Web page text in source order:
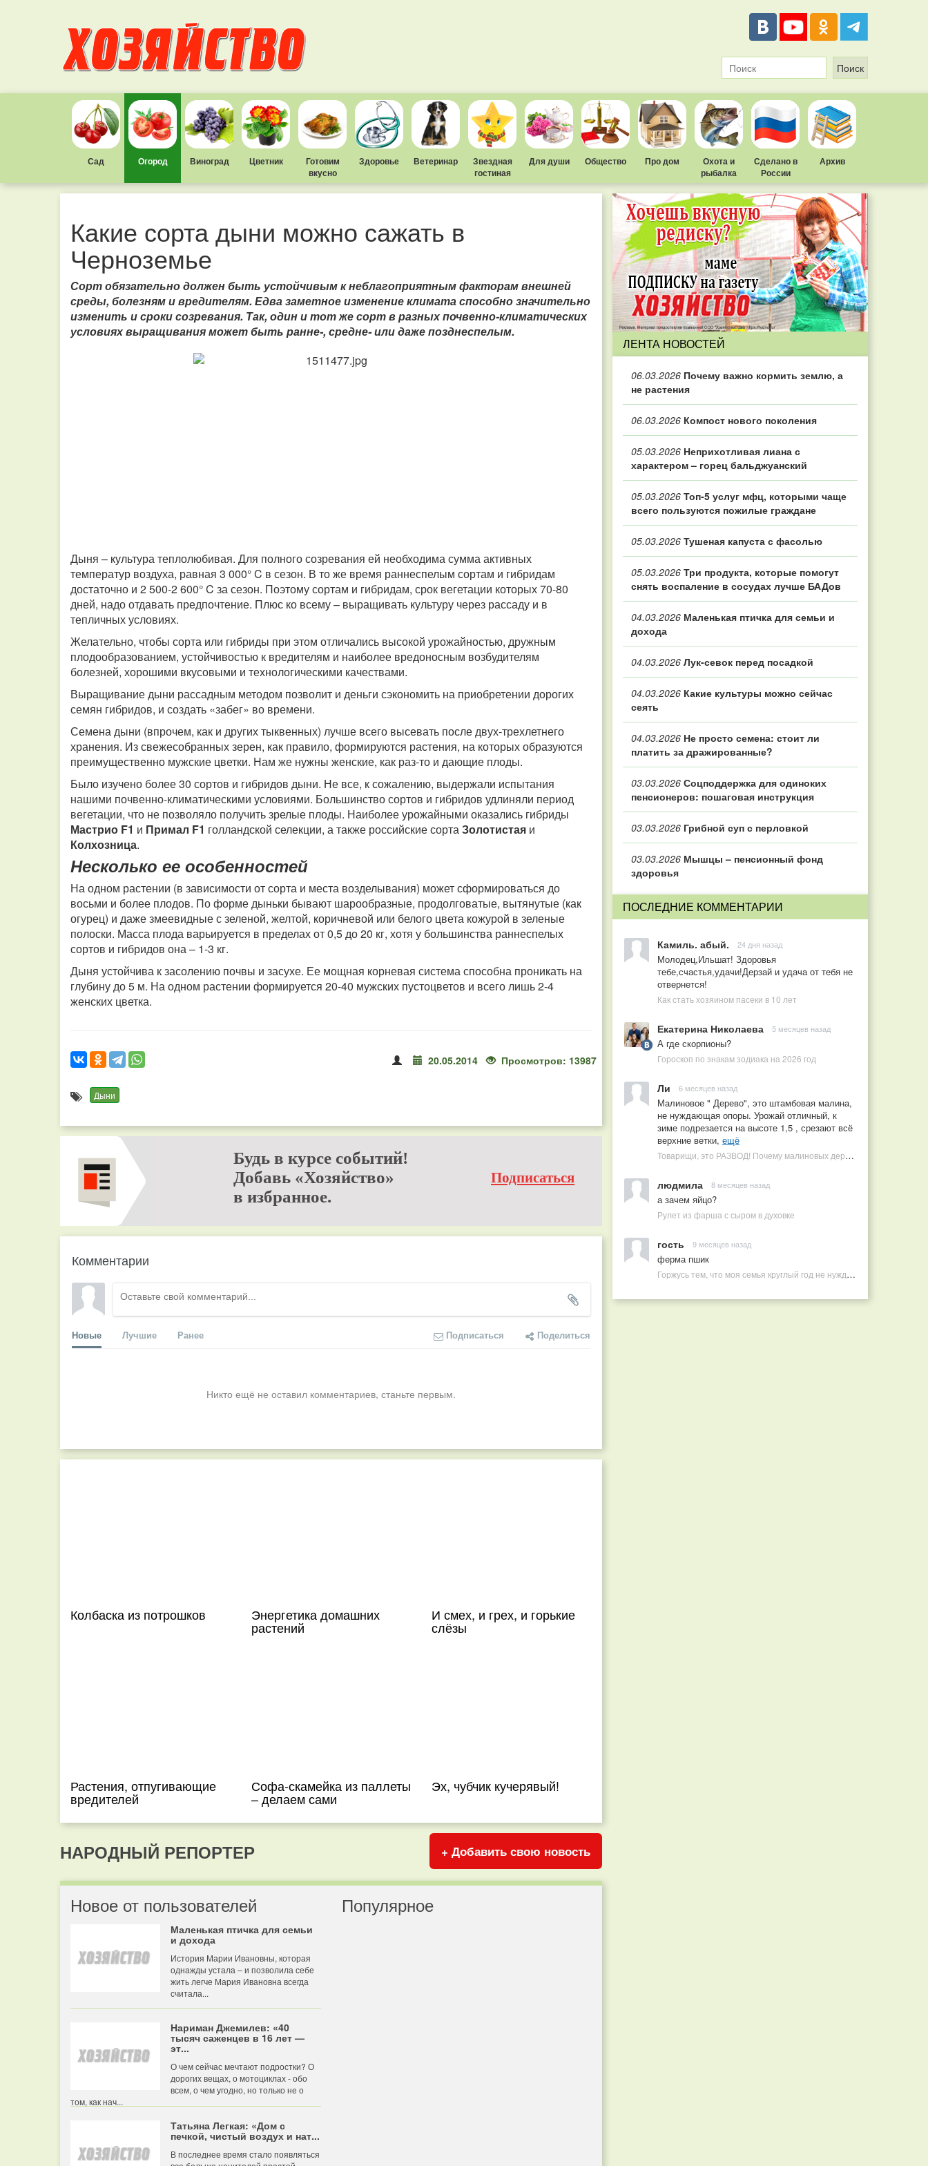
Сад Огород Виноград Цветник
Готовим
вкусно
Здоровье Ветеринар
Звездная
гостиная
Для души Общество Про дом
Охота и
рыбалка
Сделано в
России
Архив
Какие сорта дыни можно сажать в
Черноземье
Сорт обязательно должен быть устойчивым к неблагоприятным факторам внешней
среды, болезням и вредителям. Едва заметное изменение климата способно значительно
изменить и сроки созревания. Так, один и тот же сорт в разных почвенно-климатических
условиях выращивания может быть ранне-, средне- или даже позднеспелым.
Дыня – культура теплолюбивая. Для полного созревания ей необходима сумма активных
температур воздуха, равная 3 000° C в сезон. В то же время раннеспелым сортам и гибридам
достаточно и 2 500-2 600° C за сезон. Поэтому сортам и гибридам, срок вегетации которых 70-80
дней, надо отдавать предпочтение. Плюс ко всему – выращивать культуру через рассаду и в
тепличных условиях.
Желательно, чтобы сорта или гибриды при этом отличались высокой урожайностью, дружным
плодообразованием, устойчивостью к вредителям и наиболее вредоносным возбудителям
болезней, хорошими вкусовыми и технологическими качествами.
Выращивание дыни рассадным методом позволит и деньги сэкономить на приобретении дорогих
семян гибридов, и создать «забег» во времени.
Семена дыни (впрочем, как и других тыквенных) лучше всего высевать после двух-трехлетнего
хранения. Из свежесобранных зерен, как правило, формируются растения, на которых образуются
преимущественно мужские цветки. Нам же нужны женские, как раз-то и дающие плоды.
Было изучено более 30 сортов и гибридов дыни. Не все, к сожалению, выдержали испытания
нашими почвенно-климатическими условиями. Большинство сортов и гибридов удлиняли период
вегетации, что не позволяло получить зрелые плоды. Наиболее урожайными оказались гибриды
Мастрио F1 и Примал F1 голландской селекции, а также российские сортаЗолотистая и
Колхозница.
Несколько ее особенностей
На одном растении (в зависимости от сорта и места возделывания) может сформироваться до
восьми и более плодов. По форме дыньки бывают шарообразные, продолговатые, вытянутые (как
огурец) и даже змеевидные с зеленой, желтой, коричневой или белого цвета кожурой в зеленые
полоски. Масса плода варьируется в пределах от 0,5 до 20 кг, хотя у большинства раннеспелых
сортов и гибридов она – 1-3 кг.
Дыня устойчива к засолению почвы и засухе. Ее мощная корневая система способна проникать на
глубину до 5 м. На одном растении формируется 20-40 мужских пустоцветов и всего лишь 2-4
женских цветка.
20.05.2014 Просмотров: 13987
Дыни
Будь в курсе событий!
Добавь «Хозяйство»
в избранное.
Подписаться
Комментарии
Новые Лучшие Ранее Подписаться Поделиться
Никто ещё не оставил комментариев, станьте первым.
Колбаска из потрошков Энергетика домашних
растений
И смех, и грех, и горькие
слёзы
Растения, отпугивающие
вредителей
Софа-скамейка из паллеты
– делаем сами
Эх, чубчик кучерявый!
НАРОДНЫЙ РЕПОРТЕР + Добавить свою новость
Новое от пользователей
Маленькая птичка для семьи
и дохода
История Марии Ивановны, которая
однажды устала – и позволила себе
жить легче Мария Ивановна всегда
считала...
Нариман Джемилев: «40
тысяч саженцев в 16 лет —
эт...
О чем сейчас мечтают подростки? О
дорогих вещах, о мотоциклах - обо
всем, о чем угодно, но только не о
том, как нач...
Татьяна Легкая: «Дом с
печкой, чистый воздух и нат...
В последнее время стало появляться
Популярное
ЛЕНТА НОВОСТЕЙ
06.03.2026 Почему важно кормить землю, а
не растения
06.03.2026 Компост нового поколения
05.03.2026 Неприхотливая лиана с
характером – горец бальджуанский
05.03.2026 Топ‑5 услуг мфц, которыми чаще
всего пользуются пожилые граждане
05.03.2026 Тушеная капуста с фасолью
05.03.2026 Три продукта, которые помогут
снять воспаление в сосудах лучше БАДов
04.03.2026 Маленькая птичка для семьи и
дохода
04.03.2026 Лук-севок перед посадкой
04.03.2026 Какие культуры можно сейчас
сеять
04.03.2026 Не просто семена: стоит ли
платить за дражированные?
03.03.2026 Соцподдержка для одиноких
пенсионеров: пошаговая инструкция
03.03.2026 Грибной суп с перловкой
03.03.2026 Мышцы – пенсионный фонд
здоровья
ПОСЛЕДНИЕ КОММЕНТАРИИ
Камиль. абый. 24 дня назад
Молодец,Ильшат! Здоровья
тебе,счастья,удачи!Дерзай и удача от тебя не
отвернется!
Как стать хозяином пасеки в 10 лет
Екатерина Николаева 5 месяцев назад
А где скорпионы?
Гороскоп по знакам зодиака на 2026 год
Ли 6 месяцев назад
Малиновое " Дерево", это штамбовая малина,
не нуждающая опоры. Урожай отличный, к
зиме подрезается на высоте 1,5 , срезают всё
верхние ветки, ещё
Товарищи, это РАЗВОД! Почему малиновых деревьев не бывает, или Как ушлые продавцы наживаются на мечтах садоводов
людмила 8 месяцев назад
а зачем яйцо?
Рулет из фарша с сыром в духовке
гость 9 месяцев назад
ферма пшик
Горжусь тем, что моя семья круглый год не нуждается в покупных витаминах